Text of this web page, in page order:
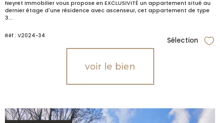
Neyret Immobilier vous propose en EXCLUSIVITÉ un appartement situé au
dernier étage d'une résidence avec ascenseur, cet appartement de type
3...
Réf : V2024-34
Sélection
voir le bien